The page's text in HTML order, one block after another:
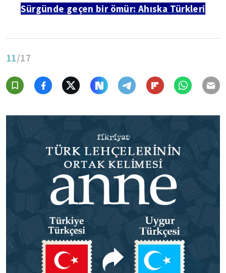
Sürgünde geçen bir ömür: Ahıska Türkleri
11/17